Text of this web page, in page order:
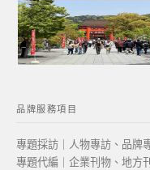
品牌服務項目
專題採訪｜人物專訪、品牌
專題代編｜企業刊物、地方